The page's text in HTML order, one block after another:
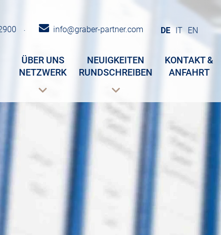
· info@graber-partner.com DE IT EN
ÜBER UNS
NETZWERK
NEUIGKEITEN
RUNDSCHREIBEN
KONTAKT &
ANFAHRT